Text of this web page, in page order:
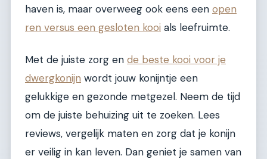
haven is, maar overweeg ook eens een open
ren versus een gesloten kooi als leefruimte.
Met de juiste zorg en de beste kooi voor je
dwergkonijn wordt jouw konijntje een
gelukkige en gezonde metgezel. Neem de tijd
om de juiste behuizing uit te zoeken. Lees
reviews, vergelijk maten en zorg dat je konijn
er veilig in kan leven. Dan geniet je samen van